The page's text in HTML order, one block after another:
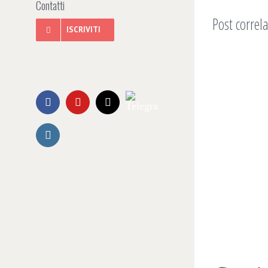
Contatti
ISCRIVITI
FacebookYouTubeEmailTelegram
Instagram
Post